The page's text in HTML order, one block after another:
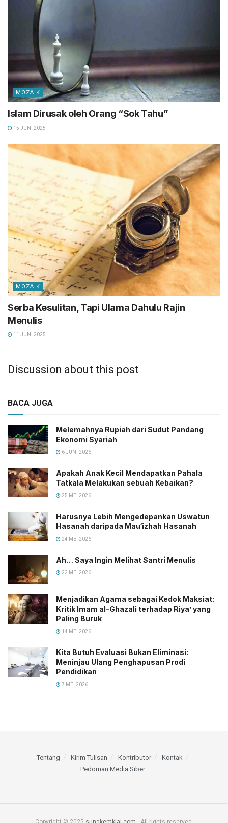
MOZAIK
Islam Dirusak oleh Orang “Sok Tahu”
15 JUNI 2025
MOZAIK
Serba Kesulitan, Tapi Ulama Dahulu Rajin
Menulis
11 JUNI 2025
Discussion about this post
BACA JUGA
Melemahnya Rupiah dari Sudut Pandang
Ekonomi Syariah
6 JUNI 2026
Apakah Anak Kecil Mendapatkan Pahala
Tatkala Melakukan sebuah Kebaikan?
25 MEI 2026
Harusnya Lebih Mengedepankan Uswatun
Hasanah daripada Mau‘izhah Hasanah
24 MEI 2026
Ah… Saya Ingin Melihat Santri Menulis
22 MEI 2026
Menjadikan Agama sebagai Kedok Maksiat:
Kritik Imam al-Ghazali terhadap Riya’ yang
Paling Buruk
14 MEI 2026
Kita Butuh Evaluasi Bukan Eliminasi:
Meninjau Ulang Penghapusan Prodi
Pendidikan
7 MEI 2026
Tentang Kirim Tulisan Kontributor
Kontak
Pedoman Media Siber